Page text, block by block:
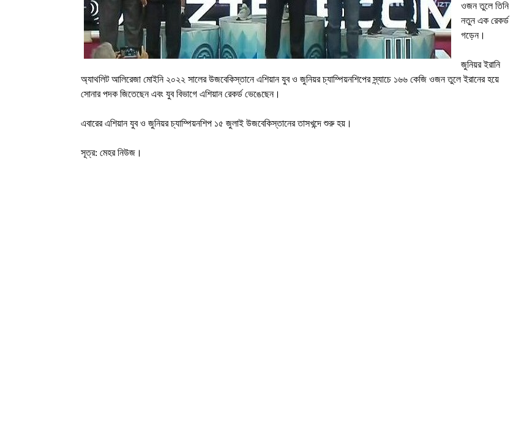
ওজন তুলে তিনি
নতুন এক রেকর্ড
গড়েন।
জুনিয়র ইরানি
অ্যাথলিট আলিরেজা মোইনি ২০২২ সালের উজবেকিস্তানে এশিয়ান যুব ও জুনিয়র চ্যাম্পিয়নশিপের স্ন্যাচে ১৬৬ কেজি ওজন তুলে ইরানের হয়ে
সোনার পদক জিতেছেন এবং যুব বিভাগে এশিয়ান রেকর্ড ভেঙেছেন।
এবারের এশিয়ান যুব ও জুনিয়র চ্যাম্পিয়নশিপ ১৫ জুলাই উজবেকিস্তানের তাসখন্দে শুরু হয়।
সূত্র: মেহর নিউজ।